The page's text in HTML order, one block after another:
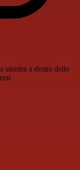
sinistra a destra dello